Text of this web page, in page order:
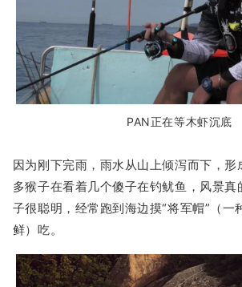
PAN正在等木虾沉底
因为刚下完雨，雨水从山上倾泻而下，形
多猴子在看着几个傻子在钓鱿鱼，风景真
子很聪明，经常跑到海边摸“将军帽”（一
鲜）吃。